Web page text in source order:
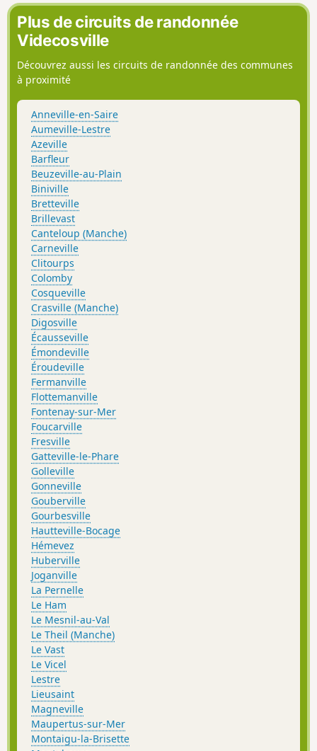
Plus de circuits de randonnée
Videcosville
Découvrez aussi les circuits de randonnée des communes
à proximité
Anneville-en-Saire
Aumeville-Lestre
Azeville
Barfleur
Beuzeville-au-Plain
Biniville
Bretteville
Brillevast
Canteloup (Manche)
Carneville
Clitourps
Colomby
Cosqueville
Crasville (Manche)
Digosville
Écausseville
Émondeville
Éroudeville
Fermanville
Flottemanville
Fontenay-sur-Mer
Foucarville
Fresville
Gatteville-le-Phare
Golleville
Gonneville
Gouberville
Gourbesville
Hautteville-Bocage
Hémevez
Huberville
Joganville
La Pernelle
Le Ham
Le Mesnil-au-Val
Le Theil (Manche)
Le Vast
Le Vicel
Lestre
Lieusaint
Magneville
Maupertus-sur-Mer
Montaigu-la-Brisette